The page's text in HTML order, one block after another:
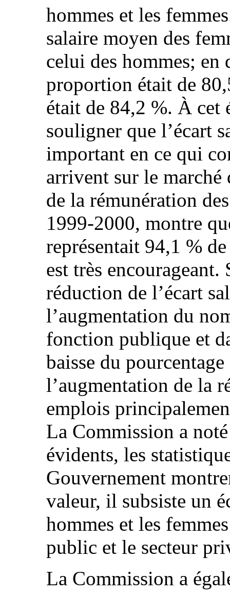
hommes et les
salaire moyen des
celui des hommes; en
proportion était de
était de 84,2 %. À cet
souligner que l’écart
important en ce qui
arrivent sur le
de la rémunération
1999-2000, montre
représentait 94,1 %
est très
réduction de l’écart
l’augmentation du
fonction publique et
baisse du
l’augmentation de la
emplois
La Commission a
évidents, les
Gouvernement
valeur, il subsiste un
hommes et les
public et le secteur
La Commission a